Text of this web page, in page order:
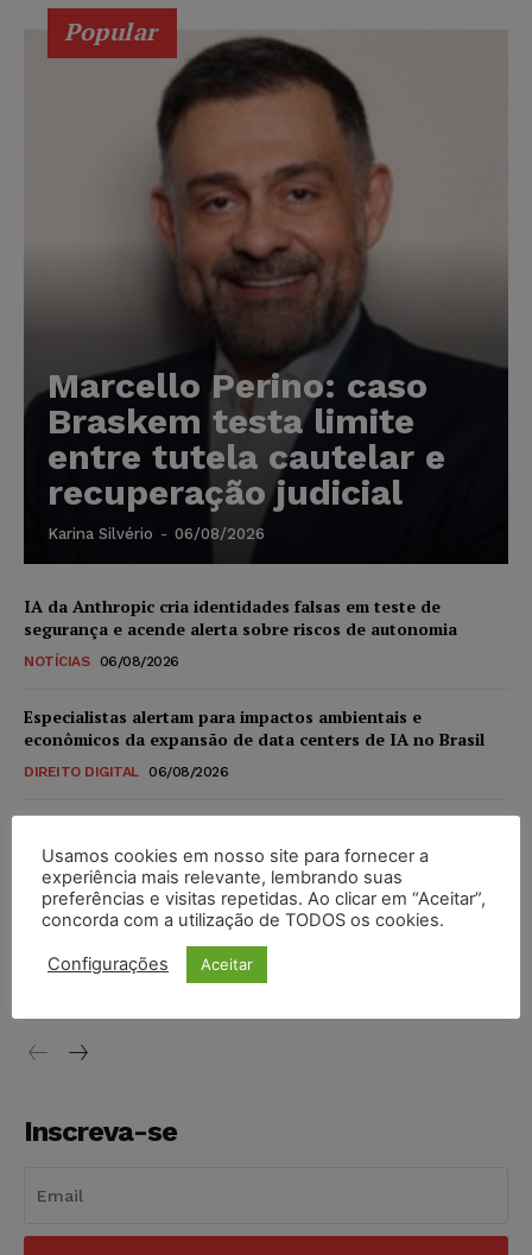
Popular
Marcello Perino: caso
Braskem testa limite
entre tutela cautelar e
recuperação judicial
Karina Silvério - 06/08/2026
IA da Anthropic cria identidades falsas em teste de
segurança e acende alerta sobre riscos de autonomia
NOTÍCIAS 06/08/2026
Especialistas alertam para impactos ambientais e
econômicos da expansão de data centers de IA no Brasil
DIREITO DIGITAL 06/08/2026
invioláveis após assinatura digital e lacração
NOTÍCIAS 06/08/2026
proibição dos jogos de azar no Brasil
Inscreva-se
Usamos cookies em nosso site para fornecer a
experiência mais relevante, lembrando suas
preferências e visitas repetidas. Ao clicar em “Aceitar”,
concorda com a utilização de TODOS os cookies.
Configurações Aceitar